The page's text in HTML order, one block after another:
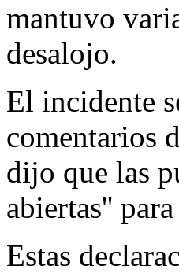
mantuvo
desalojo.
El incidente
comentarios
dijo que las
abiertas''
Estas